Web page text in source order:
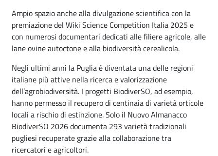
Ampio spazio anche alla divulgazione scientifica con la
premiazione del Wiki Science Competition Italia 2025 e
con numerosi documentari dedicati alle filiere agricole, alle
lane ovine autoctone e alla biodiversità cerealicola.
Negli ultimi anni la Puglia è diventata una delle regioni
italiane più attive nella ricerca e valorizzazione
dell’agrobiodiversità. I progetti BiodiverSO, ad esempio,
hanno permesso il recupero di centinaia di varietà orticole
locali a rischio di estinzione. Solo il Nuovo Almanacco
BiodiverSO 2026 documenta 293 varietà tradizionali
pugliesi recuperate grazie alla collaborazione tra
ricercatori e agricoltori.